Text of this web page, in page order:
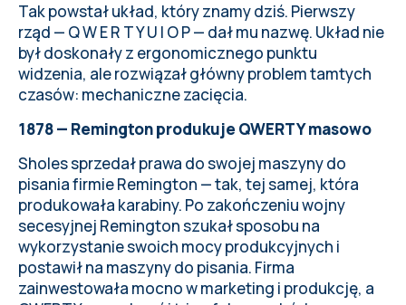
Tak powstał układ, który znamy dziś. Pierwszy
rząd — Q W E R T Y U I O P — dał mu nazwę. Układ nie
był doskonały z ergonomicznego punktu
widzenia, ale rozwiązał główny problem tamtych
czasów: mechaniczne zacięcia.
1878 — Remington produkuje QWERTY masowo
Sholes sprzedał prawa do swojej maszyny do
pisania firmie Remington — tak, tej samej, która
produkowała karabiny. Po zakończeniu wojny
secesyjnej Remington szukał sposobu na
wykorzystanie swoich mocy produkcyjnych i
postawił na maszyny do pisania. Firma
zainwestowała mocno w marketing i produkcję, a